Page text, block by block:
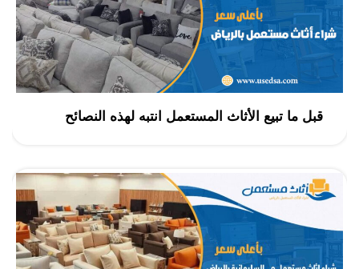
قبل ما تبيع الأثاث المستعمل انتبه لهذه النصائح